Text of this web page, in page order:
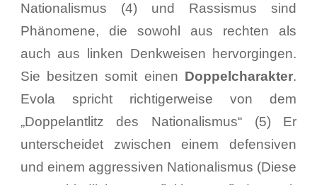
Nationalismus (4) und Rassismus sind
Phänomene, die sowohl aus rechten als
auch aus linken Denkweisen hervorgingen.
Sie besitzen somit einen Doppelcharakter.
Evola spricht richtigerweise von dem
„Doppelantlitz des Nationalismus“ (5) Er
unterscheidet zwischen einem defensiven
und einem aggressiven Nationalismus (Diese